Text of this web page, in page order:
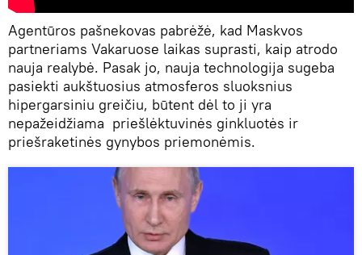
Agentūros pašnekovas pabrėžė, kad Maskvos
partneriams Vakaruose laikas suprasti, kaip atrodo
nauja realybė. Pasak jo, nauja technologija sugeba
pasiekti aukštuosius atmosferos sluoksnius
hipergarsiniu greičiu, būtent dėl to ji yra
nepažeidžiama priešlėktuvinės ginkluotės ir
priešraketinės gynybos priemonėmis.